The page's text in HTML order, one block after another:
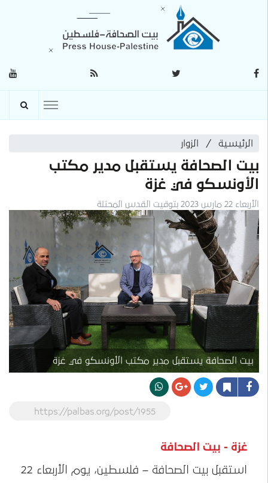
الرئيسية الزوار
بيت الصحافة يستقبل مدير مكتب
الأونسكو في غزة
الأربعاء 22 مارس 2023 بتوقيت القدس المحتلة
بيت الصحافة يستقبل مدير مكتب الأونسكو في غزة
https://palbas.org/post/1955
غزة - بيت الصحافة
استقبل بيت الصحافة – فلسطين، يوم الأربعاء 22